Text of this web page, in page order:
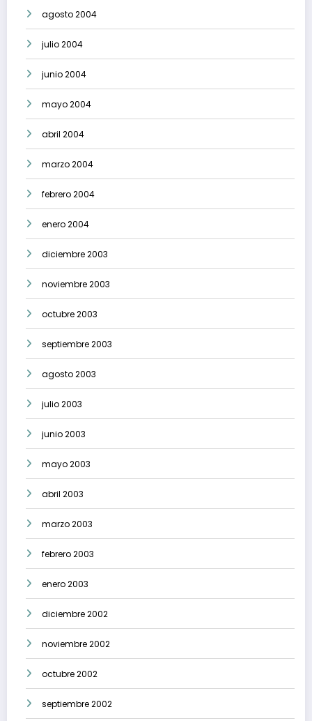
agosto 2004
julio 2004
junio 2004
mayo 2004
abril 2004
marzo 2004
febrero 2004
enero 2004
diciembre 2003
noviembre 2003
octubre 2003
septiembre 2003
agosto 2003
julio 2003
junio 2003
mayo 2003
abril 2003
marzo 2003
febrero 2003
enero 2003
diciembre 2002
noviembre 2002
octubre 2002
septiembre 2002